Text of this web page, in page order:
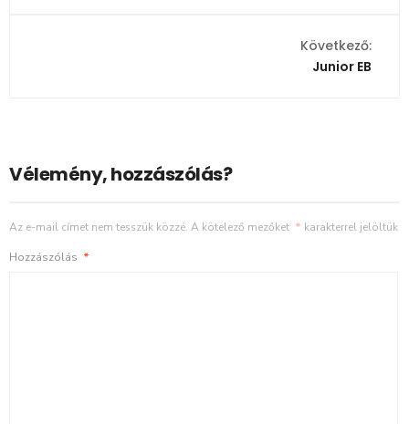
Következő:
Junior EB
Vélemény, hozzászólás?
Az e-mail címet nem tesszük közzé. A kötelező mezőket * karakterrel jelöltük
Hozzászólás *